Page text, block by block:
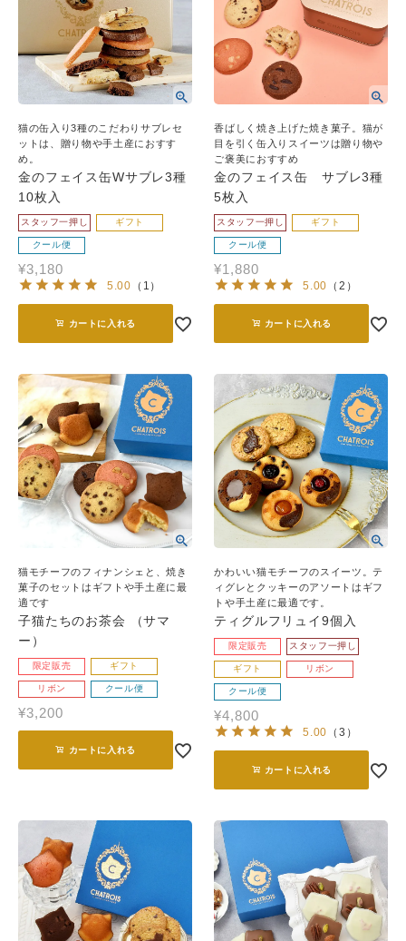
猫の缶入り3種のこだわりサブレセ
ットは、贈り物や手土産におすす
め。
金のフェイス缶Wサブレ3種
10枚入
スタッフ一押し ギフト
クール便
¥3,180
5.00 （ 1 ）
カートに入れる
香ばしく焼き上げた焼き菓子。猫が
目を引く缶入りスイーツは贈り物や
ご褒美におすすめ
金のフェイス缶 サブレ3種
5枚入
スタッフ一押し ギフト
クール便
¥1,880
5.00 （ 2 ）
カートに入れる
猫モチーフのフィナンシェと、焼き
菓子のセットはギフトや手土産に最
適です
子猫たちのお茶会 （サマ
ー）
限定販売 ギフト
リボン クール便
¥3,200
カートに入れる
かわいい猫モチーフのスイーツ。テ
ィグレとクッキーのアソートはギフ
トや手土産に最適です。
ティグルフリュイ9個入
限定販売 スタッフ一押し
ギフト リボン
クール便
¥4,800
5.00 （ 3 ）
カートに入れる